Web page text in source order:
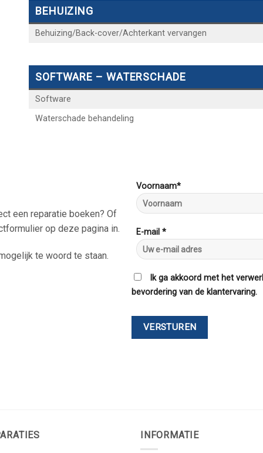
BEHUIZING
Behuizing/Back-cover/Achterkant vervangen
SOFTWARE – WATERSCHADE
Software
Waterschade behandeling
een reparatie boeken? Of
op deze pagina in.
te woord te staan.
Voornaam*
E-mail *
Ik ga akkoord met het
bevordering van de klantervaring.
INFORMATIE